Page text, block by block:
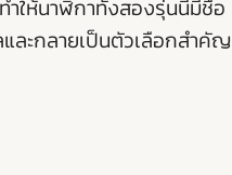
ำให้นาฬิกาทั้งสองรุ่นนี้มีชื่อ
และกลายเป็นตัวเลือกสำคัญ